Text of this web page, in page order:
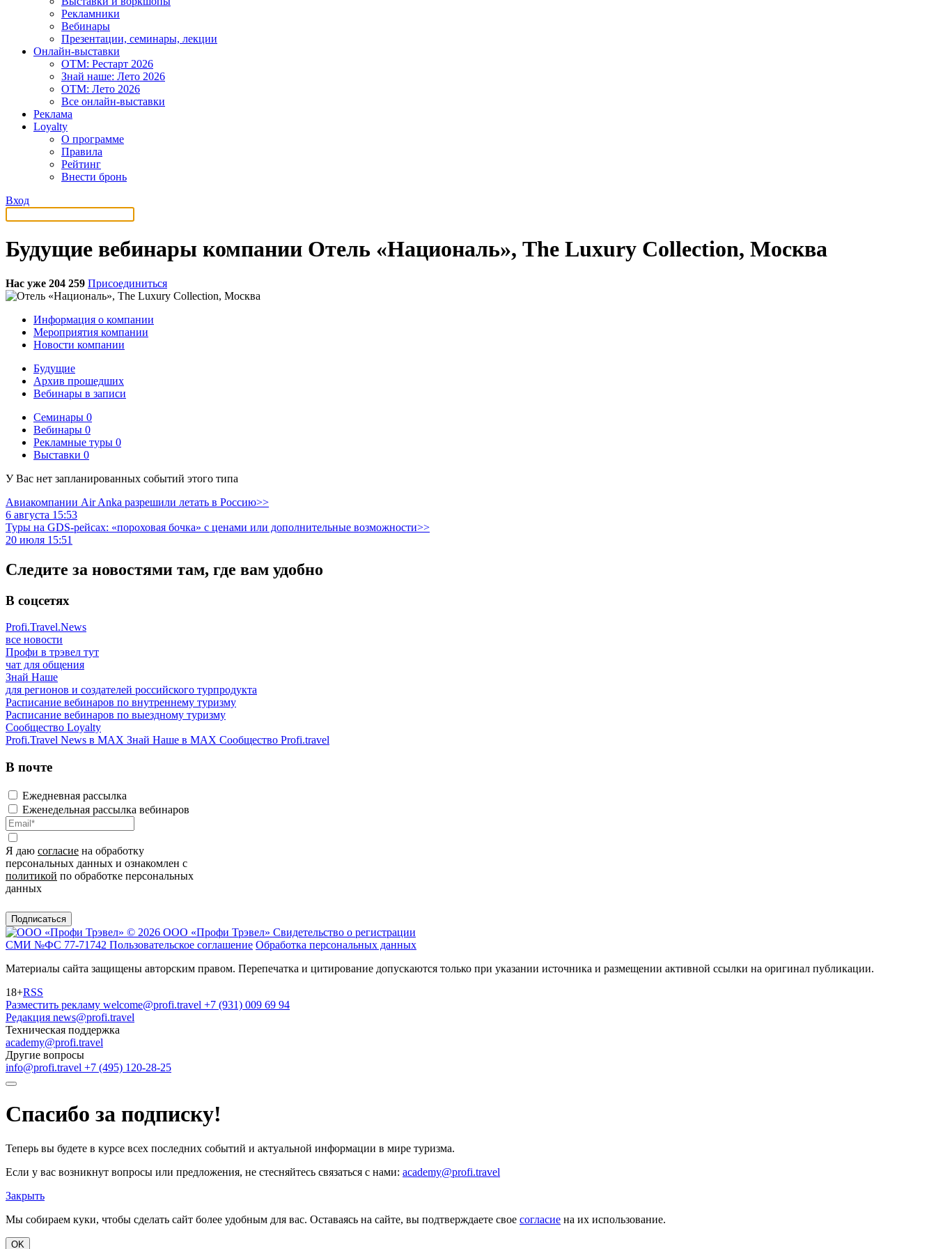
Рекламники
Вебинары
Презентации, семинары, лекции
Онлайн-выставки
OTM: Рестарт 2026
Знай наше: Лето 2026
OTM: Лето 2026
Все онлайн-выставки
Реклама
Loyalty
О программе
Правила
Рейтинг
Внести бронь
Вход
Будущие вебинары компании Отель «Националь», The Luxury Collection, Москва
Нас уже 204 259 Присоединиться
Информация о компании
Мероприятия компании
Новости компании
Будущие
Архив прошедших
Вебинары в записи
Семинары 0
Вебинары 0
Рекламные туры 0
Выставки 0
У Вас нет запланированных событий этого типа
Авиакомпании Air Anka разрешили летать в Россию>>
6 августа 15:53
Туры на GDS-рейсах: «пороховая бочка» с ценами или дополнительные возможности>>
20 июля 15:51
Следите за новостями там, где вам удобно
В соцсетях
Profi.Travel.News
все новости
Профи в трэвел тут
чат для общения
Знай Наше
для регионов и создателей российского турпродукта
Расписание вебинаров по внутреннему туризму
Расписание вебинаров по выездному туризму
Сообщество Loyalty
Profi.Travel News в MAX Знай Наше в MAX Сообщество Profi.travel
В почте
Ежедневная рассылка
Еженедельная рассылка вебинаров
Я даю согласие на обработку
персональных данных и ознакомлен с
политикой по обработке персональных
данных
Подписаться
© 2026 ООО «Профи Трэвeл» Свидетельство о регистрации
СМИ №ФС 77-71742 Пользовательское соглашение Обработка персональных данных
Материалы сайта защищены авторским правом. Перепечатка и цитирование допускаются только при указании источника и размещении активной ссылки на оригинал публикации.
18+RSS
Разместить рекламу welcome@profi.travel +7 (931) 009 69 94
Редакция news@profi.travel
Техническая поддержка
academy@profi.travel
Другие вопросы
info@profi.travel +7 (495) 120-28-25
Спасибо за подписку!
Теперь вы будете в курсе всех последних событий и актуальной информации в мире туризма.
Если у вас возникнут вопросы или предложения, не стесняйтесь связаться с нами: academy@profi.travel
Закрыть
Мы собираем куки, чтобы сделать сайт более удобным для вас. Оставаясь на сайте, вы подтверждаете свое согласие на их использование.
OK